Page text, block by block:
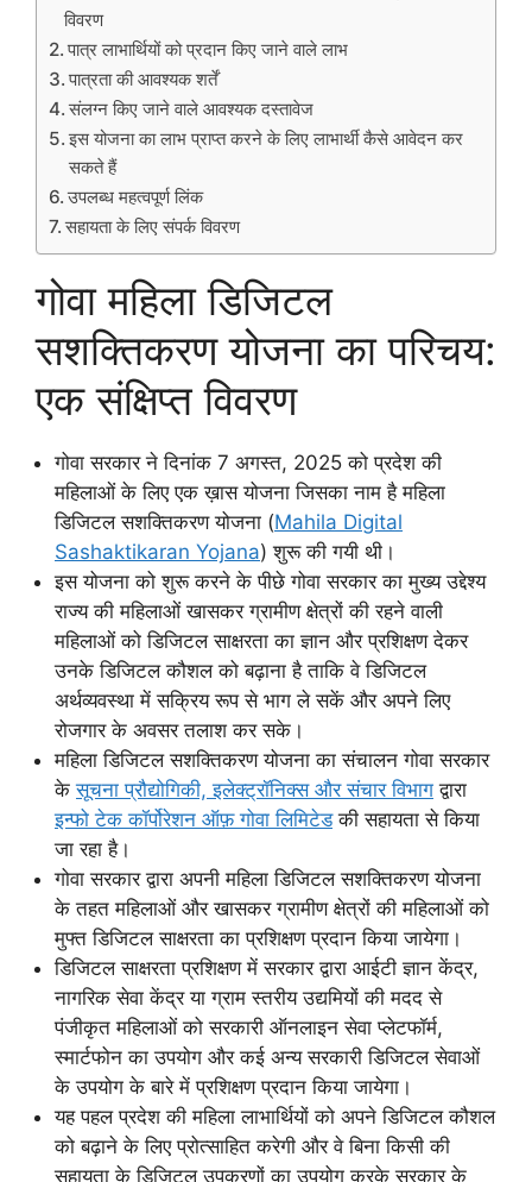
विवरण
पात्र लाभार्थियों को प्रदान किए जाने वाले लाभ
पात्रता की आवश्यक शर्तें
संलग्न किए जाने वाले आवश्यक दस्तावेज
इस योजना का लाभ प्राप्त करने के लिए लाभार्थी कैसे आवेदन कर
सकते हैं
उपलब्ध महत्वपूर्ण लिंक
सहायता के लिए संपर्क विवरण
गोवा महिला डिजिटल
सशक्तिकरण योजना का परिचय:
एक संक्षिप्त विवरण
गोवा सरकार ने दिनांक 7 अगस्त, 2025 को प्रदेश की
महिलाओं के लिए एक ख़ास योजना जिसका नाम है महिला
डिजिटल सशक्तिकरण योजना (Mahila Digital
Sashaktikaran Yojana) शुरू की गयी थी।
इस योजना को शुरू करने के पीछे गोवा सरकार का मुख्य उद्देश्य
राज्य की महिलाओं खासकर ग्रामीण क्षेत्रों की रहने वाली
महिलाओं को डिजिटल साक्षरता का ज्ञान और प्रशिक्षण देकर
उनके डिजिटल कौशल को बढ़ाना है ताकि वे डिजिटल
अर्थव्यवस्था में सक्रिय रूप से भाग ले सकें और अपने लिए
रोजगार के अवसर तलाश कर सके।
महिला डिजिटल सशक्तिकरण योजना का संचालन गोवा सरकार
केसूचना प्रौद्योगिकी, इलेक्ट्रॉनिक्स और संचार विभाग द्वारा
इन्फो टेक कॉर्पोरेशन ऑफ़ गोवा लिमिटेडकी सहायता से किया
जा रहा है।
गोवा सरकार द्वारा अपनी महिला डिजिटल सशक्तिकरण योजना
के तहत महिलाओं और खासकर ग्रामीण क्षेत्रों की महिलाओं को
मुफ्त डिजिटल साक्षरता का प्रशिक्षण प्रदान किया जायेगा।
डिजिटल साक्षरता प्रशिक्षण में सरकार द्वारा आईटी ज्ञान केंद्र,
नागरिक सेवा केंद्र या ग्राम स्तरीय उद्यमियों की मदद से
पंजीकृत महिलाओं को सरकारी ऑनलाइन सेवा प्लेटफॉर्म,
स्मार्टफोन का उपयोग और कई अन्य सरकारी डिजिटल सेवाओं
के उपयोग के बारे में प्रशिक्षण प्रदान किया जायेगा।
यह पहल प्रदेश की महिला लाभार्थियों को अपने डिजिटल कौशल
को बढ़ाने के लिए प्रोत्साहित करेगी और वे बिना किसी की
सहायता के डिजिटल उपकरणों का उपयोग करके सरकार के